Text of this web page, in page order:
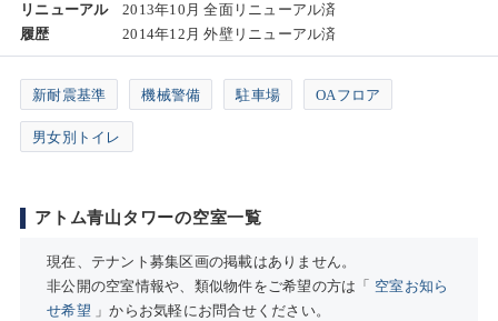
リニューアル
履歴
2013年10月 全面リニューアル済
2014年12月 外壁リニューアル済
新耐震基準 機械警備 駐車場 OAフロア
男女別トイレ
アトム青山タワーの空室一覧
現在、テナント募集区画の掲載はありません。
非公開の空室情報や、類似物件をご希望の方は「 空室お知ら
せ希望 」からお気軽にお問合せください。